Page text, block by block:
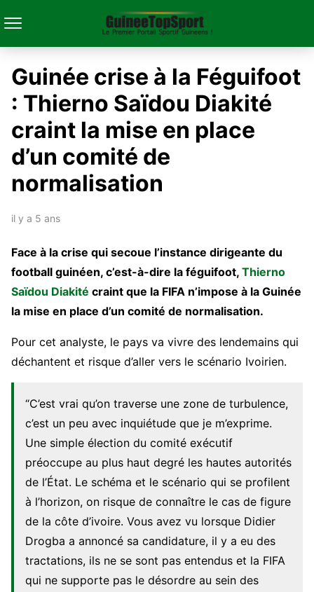
Guinée crise à la Féguifoot
: Thierno Saïdou Diakité
craint la mise en place
d’un comité de
normalisation
il y a 5 ans
Face à la crise qui secoue l’instance dirigeante du
football guinéen, c’est-à-dire la féguifoot, Thierno
Saïdou Diakité craint que la FIFA n’impose à la Guinée
la mise en place d’un comité de normalisation.
Pour cet analyste, le pays va vivre des lendemains qui
déchantent et risque d’aller vers le scénario Ivoirien.
“C’est vrai qu’on traverse une zone de turbulence,
c’est un peu avec inquiétude que je m’exprime.
Une simple élection du comité exécutif
préoccupe au plus haut degré les hautes autorités
de l’État. Le schéma et le scénario qui se profilent
à l’horizon, on risque de connaître le cas de figure
de la côte d’ivoire. Vous avez vu lorsque Didier
Drogba a annoncé sa candidature, il y a eu des
tractations, ils ne se sont pas entendus et la FIFA
qui ne supporte pas le désordre au sein des